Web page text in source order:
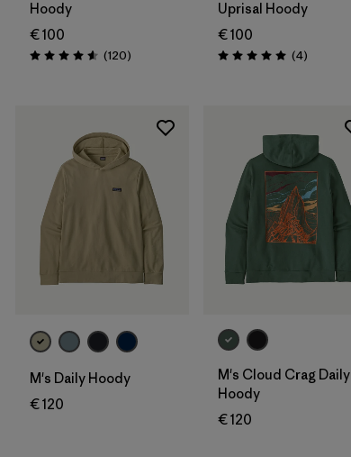
Hoody
€ 100
Évaluation: 4.6 / 5
(120Avis
)
Uprisal Hoody
€ 100
Évaluation: 5.0 / 5
(4Avis
)
M's Daily Hoody
€ 120
M's Cloud Crag Daily
Hoody
€ 120